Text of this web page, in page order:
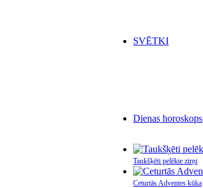
SVĒTKI
Dienas horoskops
Taukšķēti pelēkie zirņi
Ceturtās Adventes kūka